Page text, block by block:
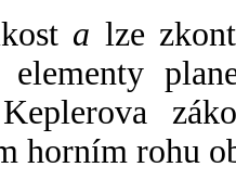
a lze
elementy
horním rohu